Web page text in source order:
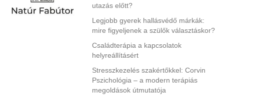
utazás előtt?
Legjobb gyerek hallásvédő márkák:
mire figyeljenek a szülők választáskor?
Családterápia a kapcsolatok
helyreállításért
Stresszkezelés szakértőkkel: Corvin
Pszichológia – a modern terápiás
megoldások útmutatója